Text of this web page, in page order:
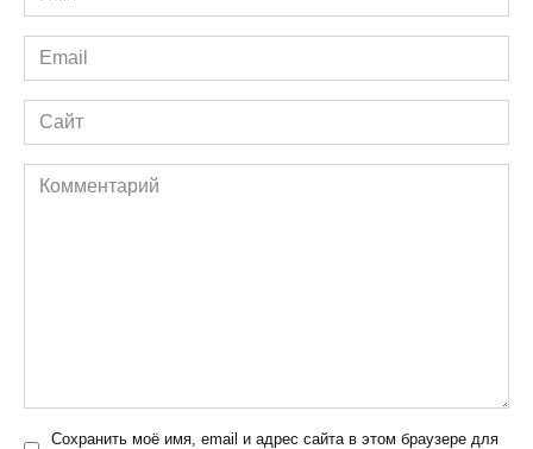
*
Email
*
Сайт
Комментарий
Сохранить моё имя, email и адрес сайта в этом браузере для